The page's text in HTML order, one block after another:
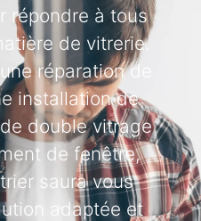
répondre à tous
de vitrerie.
réparation de
installation de
double vitrage
de fenêtre,
saura vous
adaptée et